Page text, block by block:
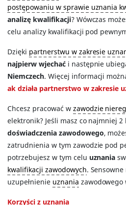
postępowaniu w sprawie uznania
analizę kwalifikacji? Wówczas
celu analizy kwalifikacji pod
Dzięki partnerstwu w zakresie
najpierw wjechać i następnie
Niemczech. Więcej informacji
ak działa partnerstwo w zakresie
Chcesz pracować w zawodzie
elektronik? Jeśli masz co najmniej
doświadczenia zawodowego,
zatrudnienia w tym zawodzie pod
potrzebujesz w tym celu uznania
kwalifikacji zawodowych.
uzupełnienie uznania zawodowego
Korzyści z uznania